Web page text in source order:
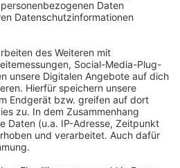
den schlechten
Schulen in NRW, die von der
genommen wurden. Wie
binnen weniger Tage
Gebauer darauf: Ich
die sich in desaströsem